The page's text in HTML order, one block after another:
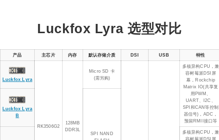
Luckfox Lyra 选型对比
产品 主芯片 内存 默认存储介质 DSI USB 特性
Luckfox Lyra
RK3506G2
128MB
DDR3L
Micro SD 卡
(需另购)
多核异构CPU，兼
容树莓派DSI屏
幕，Rockchip
Matrix IO(共享复
用PWM、
UART、I2C、
SPI和CAN等控制
器信号)，ADC，
预留RMII接口等
Luckfox Lyra
B
SPI NAND
多核异构CPU，兼